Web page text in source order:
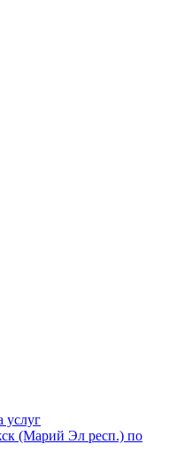
услуг
(Марий Эл респ.) по